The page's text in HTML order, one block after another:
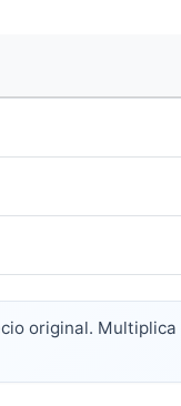
original.